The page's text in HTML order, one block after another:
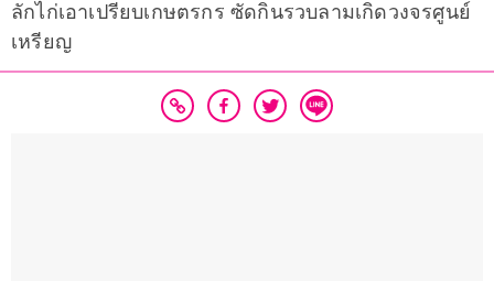
ลักไก่เอาเปรียบเกษตรกร ซัดกินรวบลามเกิดวงจรศูนย์
เหรียญ